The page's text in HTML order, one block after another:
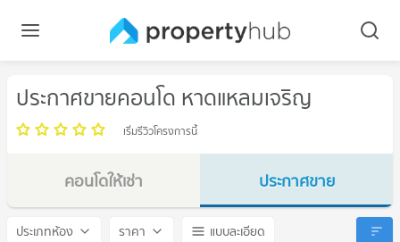
ประกาศขายคอนโด หาดแหลมเจริญ
เริ่มรีวิวโครงการนี้
คอนโดให้เช่า
หาดแหลมเจริญ
ประกาศขาย
หาดแหลมเจริญ
ประเภทห้อง ราคา
แบบละเอียด